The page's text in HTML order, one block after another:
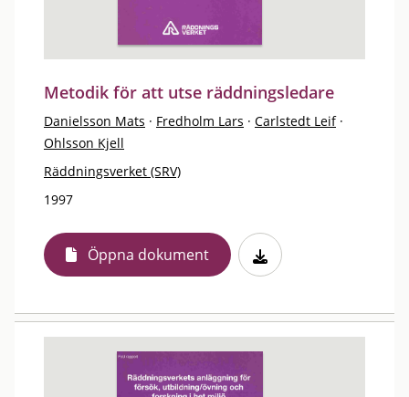
Metodik för att utse räddningsledare
Danielsson Mats · Fredholm Lars · Carlstedt Leif ·
Ohlsson Kjell
Räddningsverket (SRV)
1997
Öppna dokument